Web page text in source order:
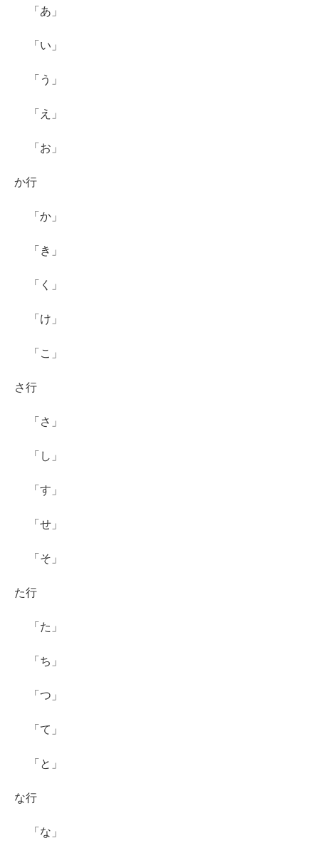
「あ」
「い」
「う」
「え」
「お」
か行
「か」
「き」
「く」
「け」
「こ」
さ行
「さ」
「し」
「す」
「せ」
「そ」
た行
「た」
「ち」
「つ」
「て」
「と」
な行
「な」